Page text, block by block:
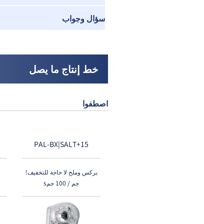
سؤال وجواب
خط إنتاج ما يصل
اصطفوا
PAL-BX|SALT+15
بركس وملح لا حاجة للتخفيف!
جم / 100 جمs